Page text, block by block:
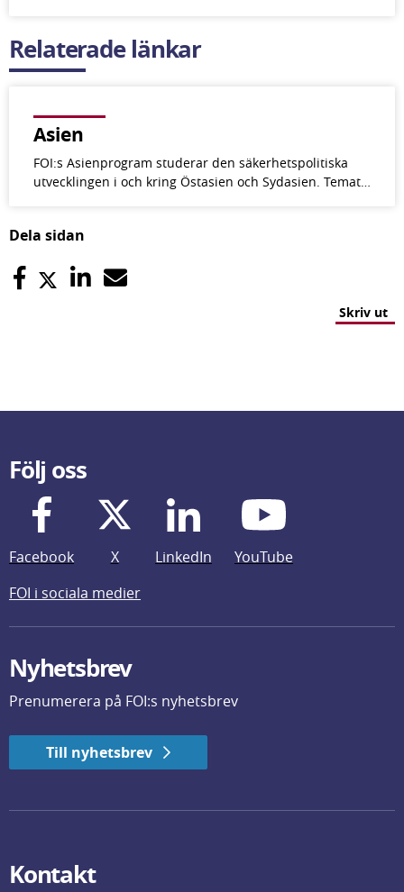
Relaterade länkar
Asien
FOI:s Asienprogram studerar den säkerhetspolitiska
utvecklingen i och kring Östasien och Sydasien. Temat…
Dela sidan
Skriv ut
Följ oss
Facebook X LinkedIn
YouTube
FOI i sociala medier
Nyhetsbrev
Prenumerera på FOI:s nyhetsbrev
Till nyhetsbrev
Kontakt